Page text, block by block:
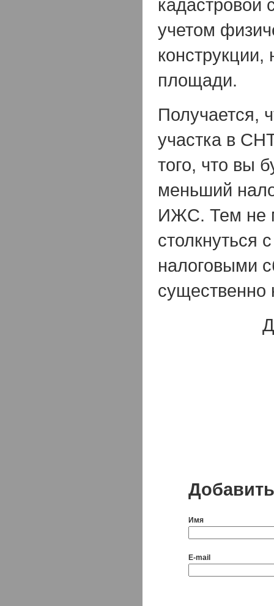
кадастровой
учетом
конструкции,
площади.
Получается,
участка в
того, что вы
меньший
ИЖС. Тем не
столкнуться
налоговыми
существенно
Имя
E-mail